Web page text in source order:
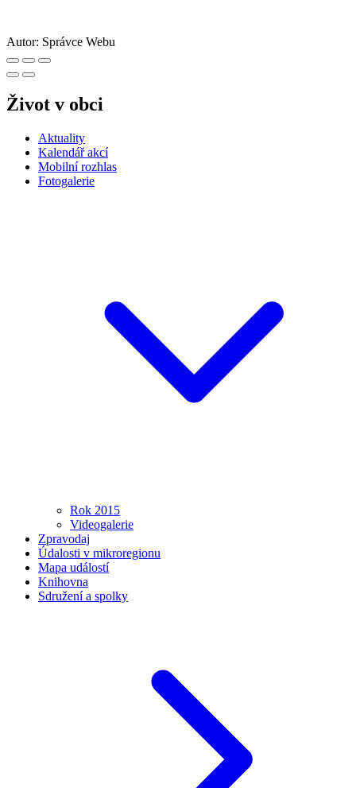
Autor: Správce Webu
Život v obci
Aktuality
Kalendář akcí
Mobilní rozhlas
Fotogalerie
Rok 2015
Videogalerie
Zpravodaj
Údalosti v mikroregionu
Mapa událostí
Knihovna
Sdružení a spolky